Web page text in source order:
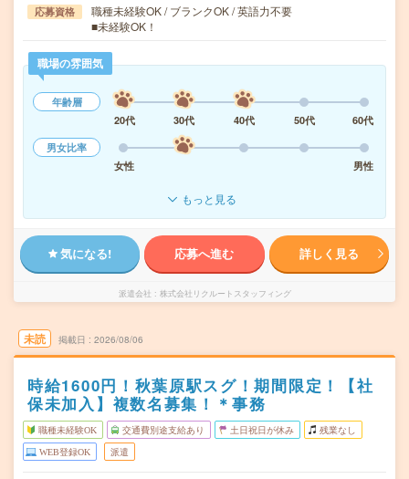
応募資格
職種未経験OK / ブランクOK / 英語力不要
■未経験OK！
職場の雰囲気
年齢層
20代
30代 40代 50代
60代
男女比率
女性
男性
もっと見る
気になる! 応募へ進む 詳しく見る
派遣会社 株式会社リクルートスタッフィング
未読 掲載日 2026/08/06
時給1600円！秋葉原駅スグ！期間限定！【社
保未加入】複数名募集！＊事務
職種未経験OK 交通費別途支給あり 土日祝日が休み 残業なし
WEB登録OK 派遣